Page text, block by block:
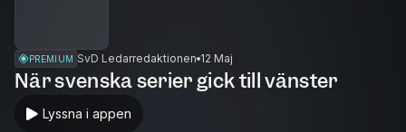
PREMIUM SvD Ledarredaktionen 12 Maj
När svenska serier gick till vänster
Lyssna i appen